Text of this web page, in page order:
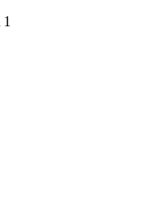
1